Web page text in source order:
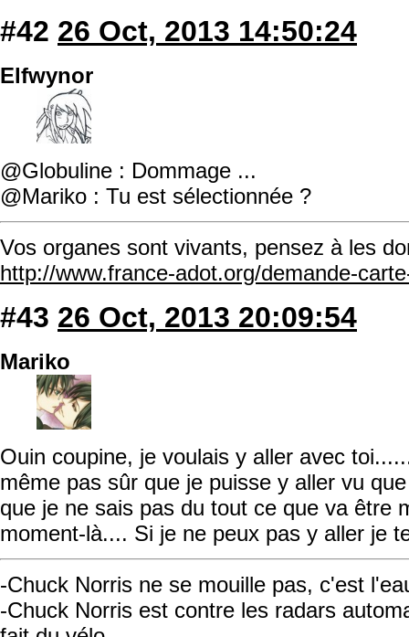
#42 26 Oct, 2013 14:50:24
Elfwynor
@Globuline : Dommage ...
@Mariko : Tu est sélectionnée ?
Vos organes sont vivants, pensez à les
http://www.france-adot.org/demande-
#43 26 Oct, 2013 20:09:54
Mariko
Ouin coupine, je voulais y aller avec
même pas sûr que je puisse y aller vu
que je ne sais pas du tout ce que va être
moment-là.... Si je ne peux pas y aller je
-Chuck Norris ne se mouille pas, c'est
-Chuck Norris est contre les radars